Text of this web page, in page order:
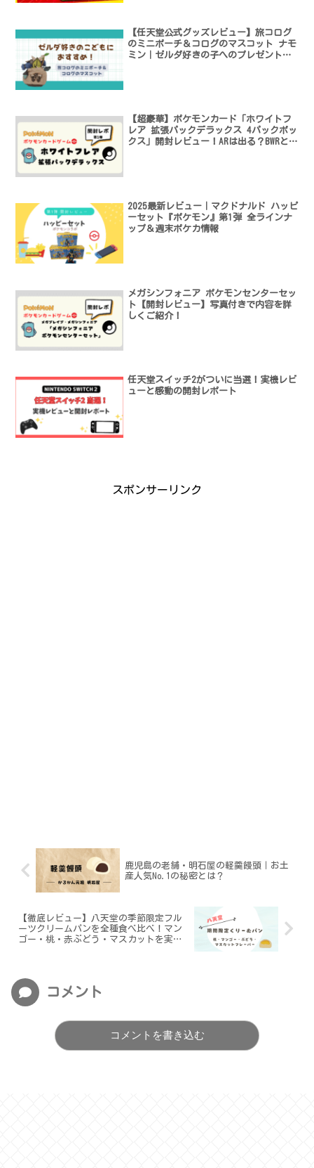
【任天堂公式グッズレビュー】旅コログ
のミニポーチ＆コログのマスコット ナモ
ミン｜ゼルダ好きの子へのプレゼントに
【超豪華】ポケモンカード「ホワイトフ
レア 拡張パックデラックス 4パックボッ
クス」開封レビュー！ARは出る？BWRと
2025最新レビュー｜マクドナルド ハッピ
ーセット『ポケモン』第1弾 全ラインナ
ップ＆週末ポケカ情報
メガシンフォニア ポケモンセンターセッ
ト【開封レビュー】写真付きで内容を詳
しくご紹介！
任天堂スイッチ2がついに当選！実機レビ
ューと感動の開封レポート
スポンサーリンク
鹿児島の老舗・明石屋の軽羹饅頭｜お土
産人気No.1の秘密とは？
【徹底レビュー】八天堂の季節限定フル
ーツクリームパンを全種食べ比べ！マン
ゴー・桃・赤ぶどう・マスカットを実食
コメント
コメントを書き込む